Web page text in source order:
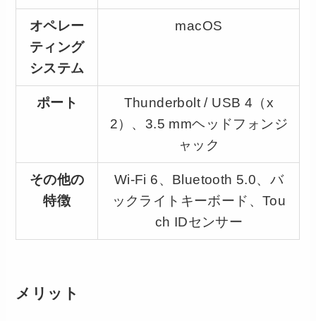
オペレー
ティング
システム
macOS
ポート
Thunderbolt / USB 4（x
2）、3.5 mmヘッドフォンジ
ャック
その他の
特徴
Wi-Fi 6、Bluetooth 5.0、バ
ックライトキーボード、Tou
ch IDセンサー
メリット